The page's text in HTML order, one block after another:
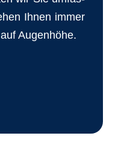
Ih­nen im­mer
Au­gen­hö­he.